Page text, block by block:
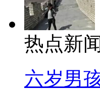
热点新
六岁男